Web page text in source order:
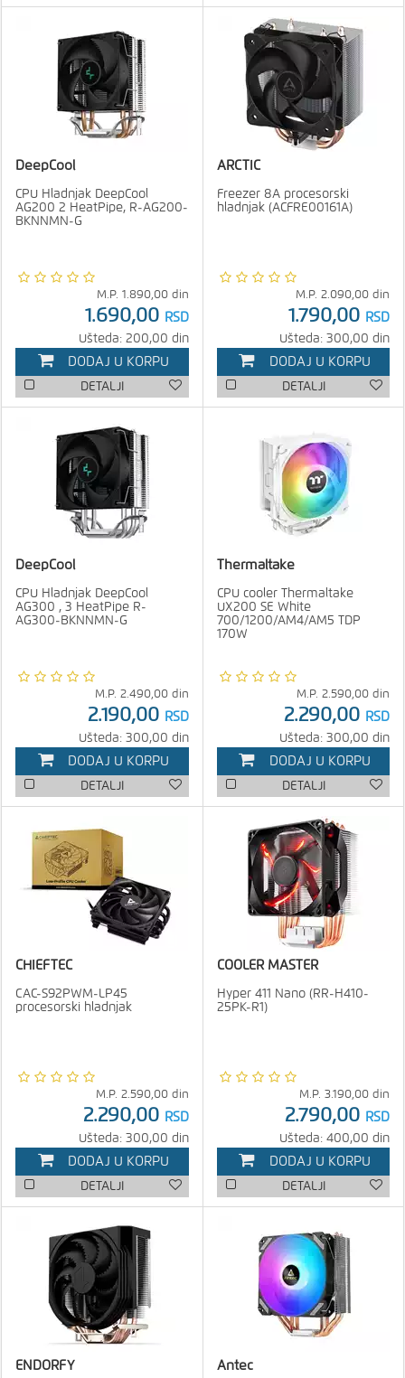
DeepCool
CPU Hladnjak DeepCool
AG200 2 HeatPipe, R-AG200-
BKNNMN-G
M.P. 1.890,00 din
1.690,00 RSD
Ušteda: 200,00 din
DODAJ U KORPU
DETALJI
ARCTIC
Freezer 8A procesorski
hladnjak (ACFRE00161A)
M.P. 2.090,00 din
1.790,00 RSD
Ušteda: 300,00 din
DODAJ U KORPU
DETALJI
DeepCool
CPU Hladnjak DeepCool
AG300 , 3 HeatPipe R-
AG300-BKNNMN-G
M.P. 2.490,00 din
2.190,00 RSD
Ušteda: 300,00 din
DODAJ U KORPU
DETALJI
Thermaltake
CPU cooler Thermaltake
UX200 SE White
700/1200/AM4/AM5 TDP
170W
M.P. 2.590,00 din
2.290,00 RSD
Ušteda: 300,00 din
DODAJ U KORPU
DETALJI
CHIEFTEC
CAC-S92PWM-LP45
procesorski hladnjak
M.P. 2.590,00 din
2.290,00 RSD
Ušteda: 300,00 din
DODAJ U KORPU
DETALJI
COOLER MASTER
Hyper 411 Nano (RR-H410-
25PK-R1)
M.P. 3.190,00 din
2.790,00 RSD
Ušteda: 400,00 din
DODAJ U KORPU
DETALJI
ENDORFY Antec